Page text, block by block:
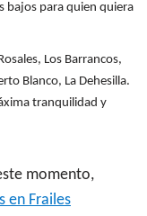
bajos para quien quiera
Los Barrancos,
Blanco, La Dehesilla.
tranquilidad y
momento,
en Frailes